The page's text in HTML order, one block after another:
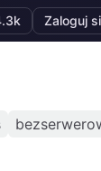
Zaloguj